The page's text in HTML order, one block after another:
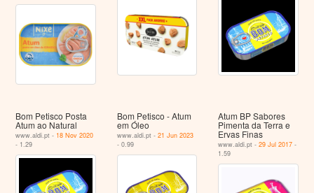
Bom Petisco Posta
Atum ao Natural
www.aldi.pt - 18 Nov 2020
- 1.29
Bom Petisco - Atum
em Óleo
www.aldi.pt - 21 Jun 2023
- 0.99
Atum BP Sabores
Pimenta da Terra e
Ervas Finas
www.aldi.pt -29 Jul 2017 -
1.59